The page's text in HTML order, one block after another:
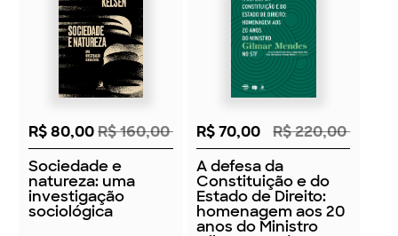
R$ 80,00R$ 160,00
Sociedade e
natureza: uma
investigação
sociológica
R$ 70,00
R$ 220,00
A defesa da
Constituição e do
Estado de Direito:
homenagem aos 20
anos do Ministro